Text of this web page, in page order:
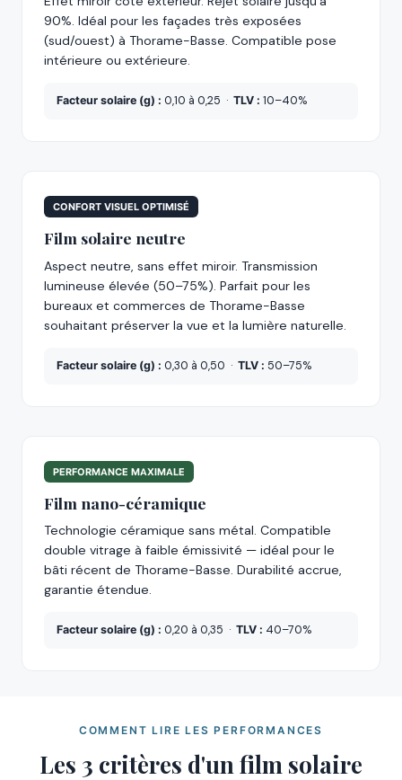
90%. Idéal pour les façades très exposées
(sud/ouest) à Thorame-Basse. Compatible pose
intérieure ou extérieure.
Facteur solaire (g) : 0,10 à 0,25 · TLV : 10–40%
CONFORT VISUEL OPTIMISÉ
Film solaire neutre
Aspect neutre, sans effet miroir. Transmission
lumineuse élevée (50–75%). Parfait pour les
bureaux et commerces de Thorame-Basse
souhaitant préserver la vue et la lumière naturelle.
Facteur solaire (g) : 0,30 à 0,50 · TLV : 50–75%
PERFORMANCE MAXIMALE
Film nano-céramique
Technologie céramique sans métal. Compatible
double vitrage à faible émissivité — idéal pour le
bâti récent de Thorame-Basse. Durabilité accrue,
garantie étendue.
Facteur solaire (g) : 0,20 à 0,35 · TLV : 40–70%
COMMENT LIRE LES PERFORMANCES
Les 3 critères d'un film solaire